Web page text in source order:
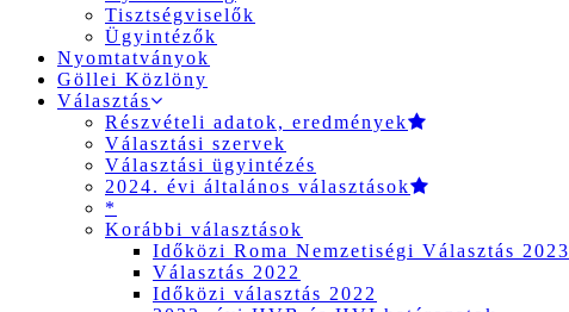
Tisztségviselők
Ügyintézők
Nyomtatványok
Göllei Közlöny
Választás
Részvételi adatok, eredmények
Választási szervek
Választási ügyintézés
2024. évi általános választások
*
Korábbi választások
Időközi Roma Nemzetiségi Választás 2023
Választás 2022
Időközi választás 2022